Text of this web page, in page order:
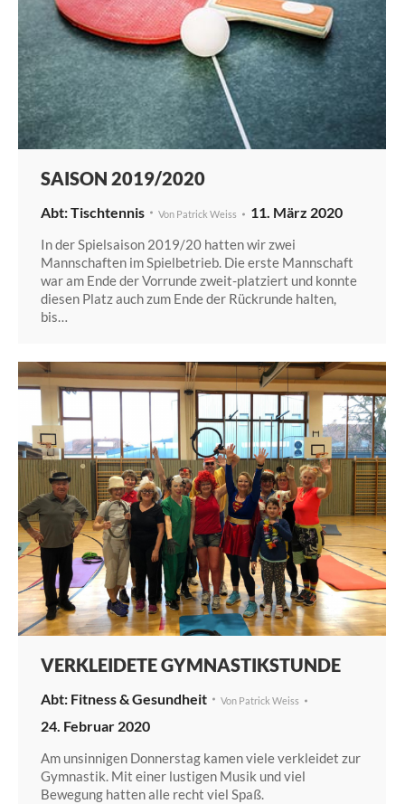
SAISON 2019/2020
Tischtennis Von Patrick Weiss 11. März 2020
In der Spielsaison 2019/20 hatten wir zwei
Mannschaften im Spielbetrieb. Die erste Mannschaft
war am Ende der Vorrunde zweit-platziert und konnte
diesen Platz auch zum Ende der Rückrunde halten,
bis…
VERKLEIDETE GYMNASTIKSTUNDE
Fitness & Gesundheit Von Patrick Weiss
24. Februar 2020
Am unsinnigen Donnerstag kamen viele verkleidet zur
Gymnastik. Mit einer lustigen Musik und viel
Bewegung hatten alle recht viel Spaß.